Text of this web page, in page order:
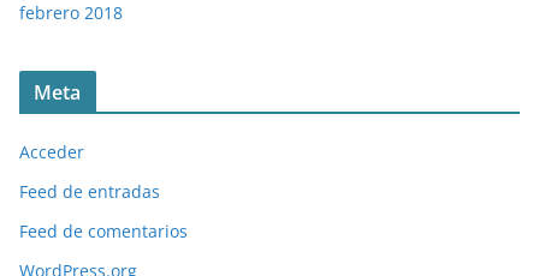
febrero 2018
Meta
Acceder
Feed de entradas
Feed de comentarios
WordPress.org